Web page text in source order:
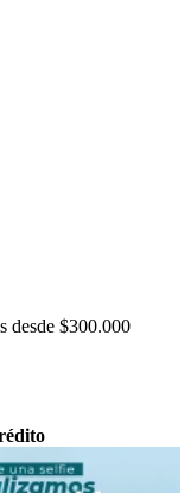
desde $300.000